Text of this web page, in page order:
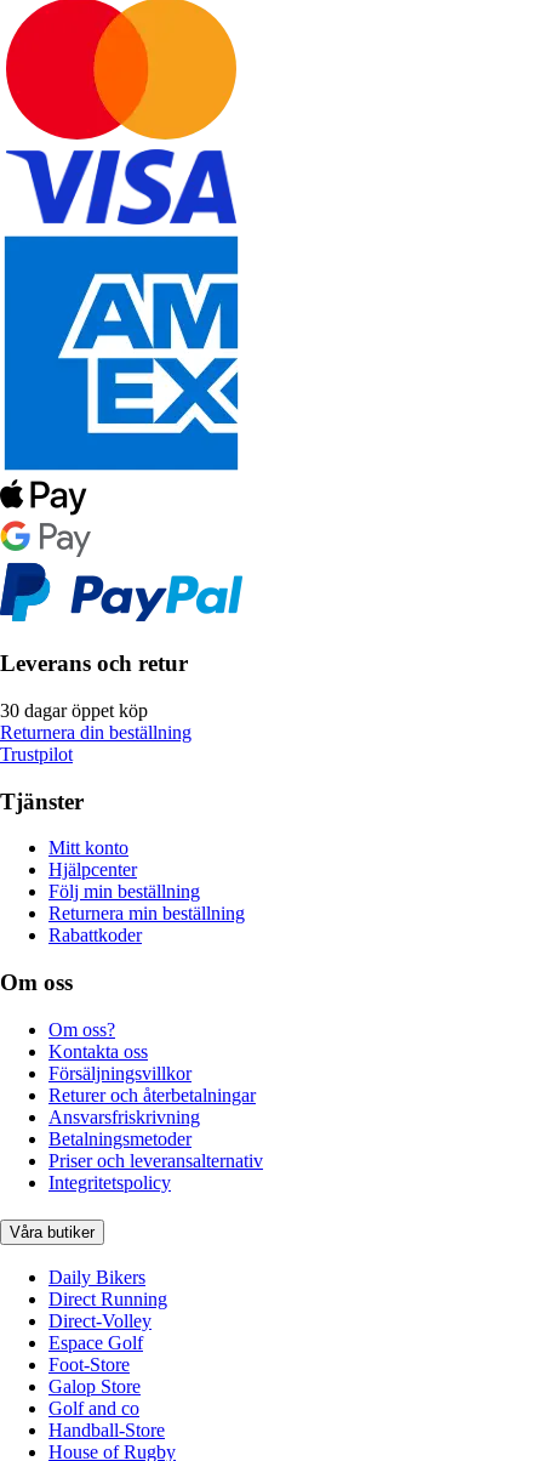
Leverans och retur
30 dagar öppet köp
Returnera din beställning
Trustpilot
Tjänster
Mitt konto
Hjälpcenter
Följ min beställning
Returnera min beställning
Rabattkoder
Om oss
Om oss?
Kontakta oss
Försäljningsvillkor
Returer och återbetalningar
Ansvarsfriskrivning
Betalningsmetoder
Priser och leveransalternativ
Integritetspolicy
Våra butiker
Daily Bikers
Direct Running
Direct-Volley
Espace Golf
Foot-Store
Galop Store
Golf and co
Handball-Store
House of Rugby